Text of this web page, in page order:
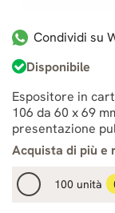
Condividi su
Disponibile
Acquista di più e
100 unità
Espositore in
106 da 60 x 69
presentazione